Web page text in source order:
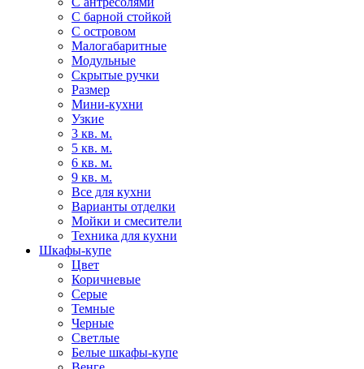
С барной стойкой
С островом
Малогабаритные
Модульные
Скрытые ручки
Размер
Мини-кухни
Узкие
3 кв. м.
5 кв. м.
6 кв. м.
9 кв. м.
Все для кухни
Варианты отделки
Мойки и смесители
Техника для кухни
Шкафы-купе
Цвет
Коричневые
Серые
Темные
Черные
Светлые
Белые шкафы-купе